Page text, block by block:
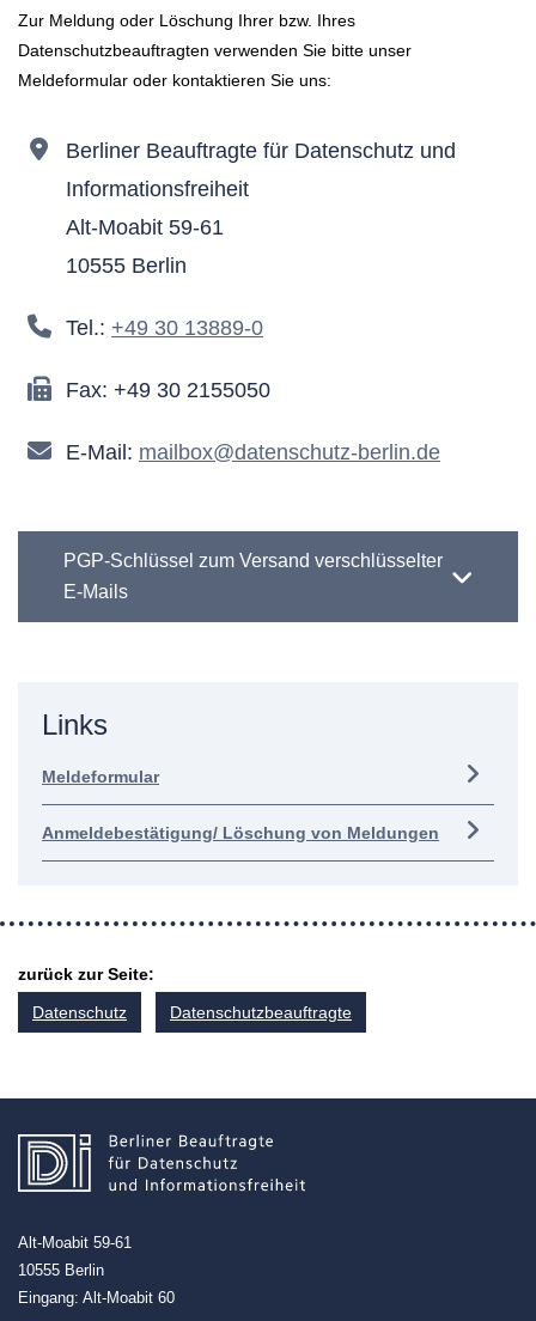
Zur Meldung oder Löschung Ihrer bzw. Ihres
Datenschutzbeauftragten verwenden Sie bitte unser
Meldeformular oder kontaktieren Sie uns:
Berliner Beauftragte für Datenschutz und
Informationsfreiheit
Alt-Moabit 59-61
10555 Berlin
Tel.: +49 30 13889-0
Fax: +49 30 2155050
E-Mail: mailbox@datenschutz-berlin.de
PGP-Schlüssel zum Versand verschlüsselter
E-Mails
Links
Meldeformular
Anmeldebestätigung/ Löschung von Meldungen
zurück zur Seite:
Datenschutz
Datenschutzbeauftragte
Alt-Moabit 59-61
10555 Berlin
Eingang: Alt-Moabit 60